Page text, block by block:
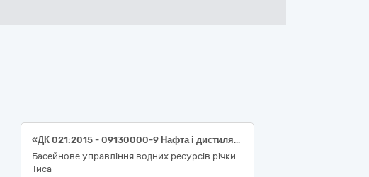
«ДК 021:2015 - 09130000-9 Нафта і дистиляти». (Бензин А-95 – 300л., Дизельне паливо - 2000л. за довірчими документами).
Басейнове управління водних ресурсів річки
Тиса